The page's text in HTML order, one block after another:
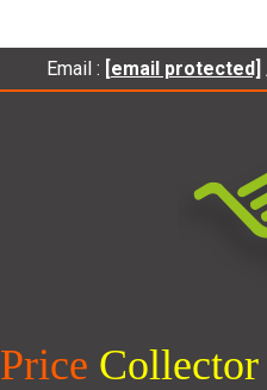
Email : [email protected]
Price Collector